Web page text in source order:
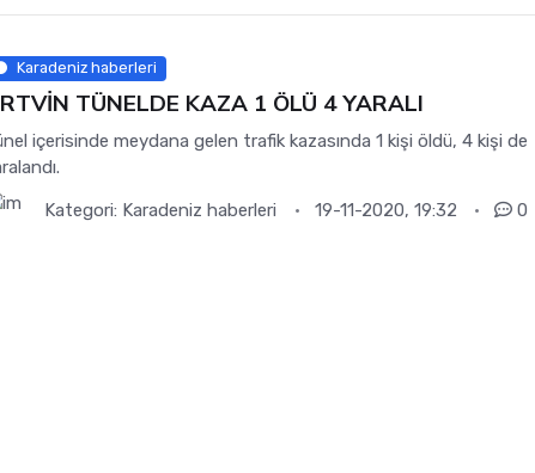
Karadeniz haberleri
TÜNELDE KAZA 1 ÖLÜ 4 YARALI
içerisinde meydana gelen trafik kazasında 1 kişi öldü, 4 kişi de
Kategori: Karadeniz haberleri 19-11-2020, 19:32 0